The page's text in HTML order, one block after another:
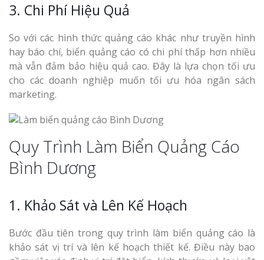
3. Chi Phí Hiệu Quả
So với các hình thức quảng cáo khác như truyền hình
hay báo chí, biển quảng cáo có chi phí thấp hơn nhiều
mà vẫn đảm bảo hiệu quả cao. Đây là lựa chọn tối ưu
cho các doanh nghiệp muốn tối ưu hóa ngân sách
marketing.
Quy Trình Làm Biển Quảng Cáo
Bình Dương
1. Khảo Sát và Lên Kế Hoạch
Bước đầu tiên trong quy trình làm biển quảng cáo là
khảo sát vị trí và lên kế hoạch thiết kế. Điều này bao